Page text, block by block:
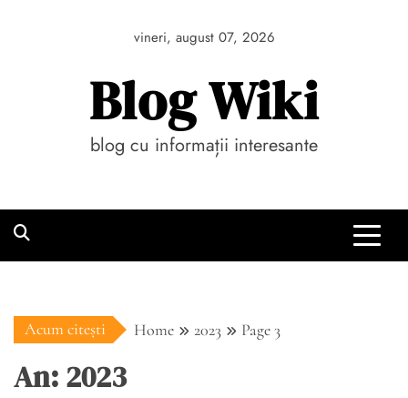
vineri, august 07, 2026
Blog Wiki
blog cu informații interesante
Acum citești Home 2023 Page 3
An: 2023